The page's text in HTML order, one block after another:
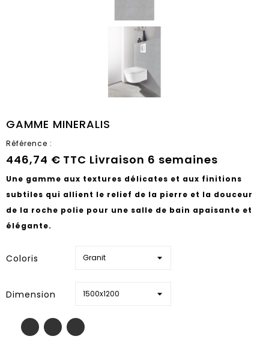
GAMME MINERALIS
Référence :
446,74 € TTC Livraison 6 semaines
Une gamme aux textures délicates et aux finitions
subtiles qui allient le relief de la pierre et la douceur
de la roche polie pour une salle de bain apaisante et
élégante.
Coloris
Dimension